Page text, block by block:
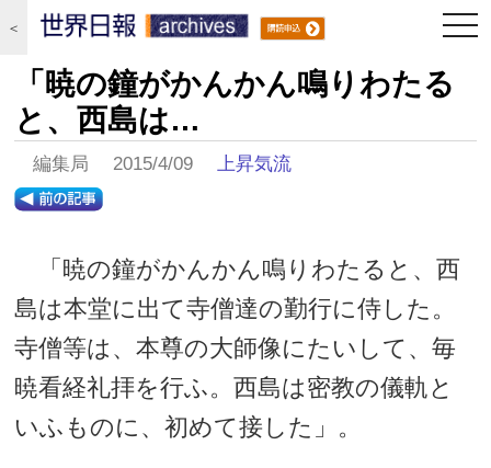
＜
「暁の鐘がかんかん鳴りわたる
と、西島は…
編集局 2015/4/09上昇気流
「暁の鐘がかんかん鳴りわたると、西
島は本堂に出て寺僧達の勤行に侍した。
寺僧等は、本尊の大師像にたいして、毎
暁看経礼拝を行ふ。西島は密教の儀軌と
いふものに、初めて接した」。